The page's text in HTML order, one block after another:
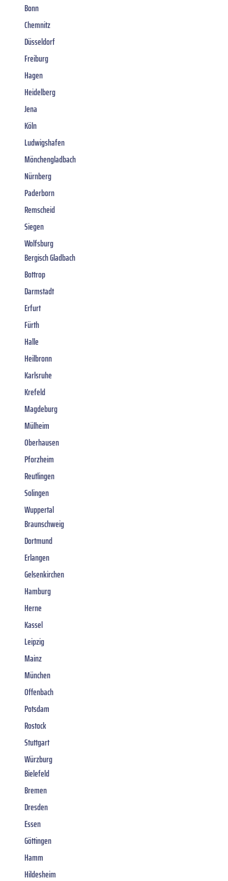
Bonn
Chemnitz
Düsseldorf
Freiburg
Hagen
Heidelberg
Jena
Köln
Ludwigshafen
Mönchengladbach
Nürnberg
Paderborn
Remscheid
Siegen
Wolfsburg
Bergisch Gladbach
Bottrop
Darmstadt
Erfurt
Fürth
Halle
Heilbronn
Karlsruhe
Krefeld
Magdeburg
Mülheim
Oberhausen
Pforzheim
Reutlingen
Solingen
Wuppertal
Braunschweig
Dortmund
Erlangen
Gelsenkirchen
Hamburg
Herne
Kassel
Leipzig
Mainz
München
Offenbach
Potsdam
Rostock
Stuttgart
Würzburg
Bielefeld
Bremen
Dresden
Essen
Göttingen
Hamm
Hildesheim